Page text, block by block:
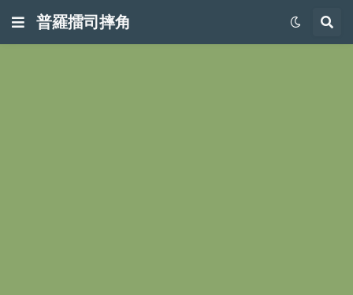
普羅擂司摔角